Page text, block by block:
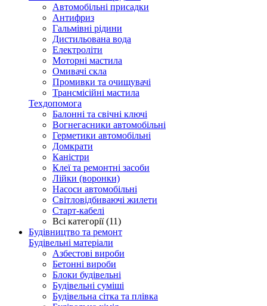
Автомобільні присадки
Антифриз
Гальмівні рідини
Дистильована вода
Електроліти
Моторні мастила
Омивачі скла
Промивки та очищувачі
Трансмісійні мастила
Техдопомога
Балонні та свічні ключі
Вогнегасники автомобільні
Герметики автомобільні
Домкрати
Каністри
Клеї та ремонтні засоби
Лійки (воронки)
Насоси автомобільні
Світловідбиваючі жилети
Старт-кабелі
Всі категорії (11)
Будівництво та ремонт
Будівельні матеріали
Азбестові вироби
Бетонні вироби
Блоки будівельні
Будівельні суміші
Будівельна сітка та плівка